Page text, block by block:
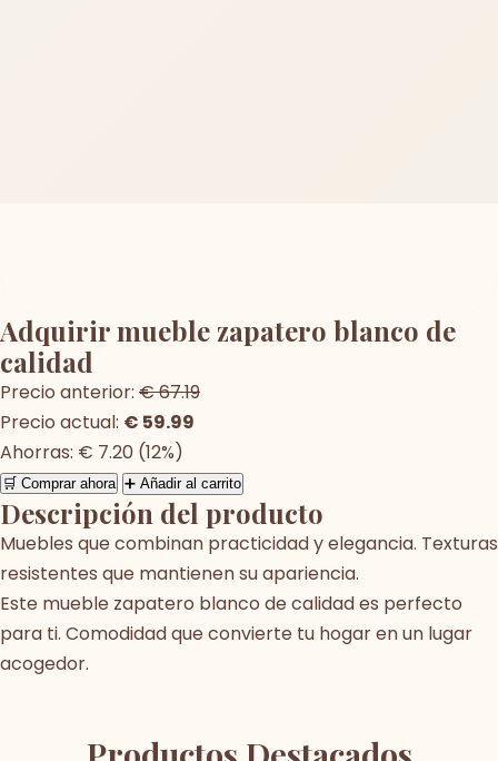
Adquirir mueble zapatero blanco de
calidad
Precio anterior: € 67.19
Precio actual: € 59.99
Ahorras: € 7.20 (12%)
🛒 Comprar ahora ➕ Añadir al carrito
Descripción del producto
Muebles que combinan practicidad y elegancia. Texturas
resistentes que mantienen su apariencia.
Este mueble zapatero blanco de calidad es perfecto
para ti. Comodidad que convierte tu hogar en un lugar
acogedor.